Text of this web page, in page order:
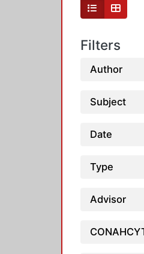
Filters
Author
Subject
Date
Type
Advisor